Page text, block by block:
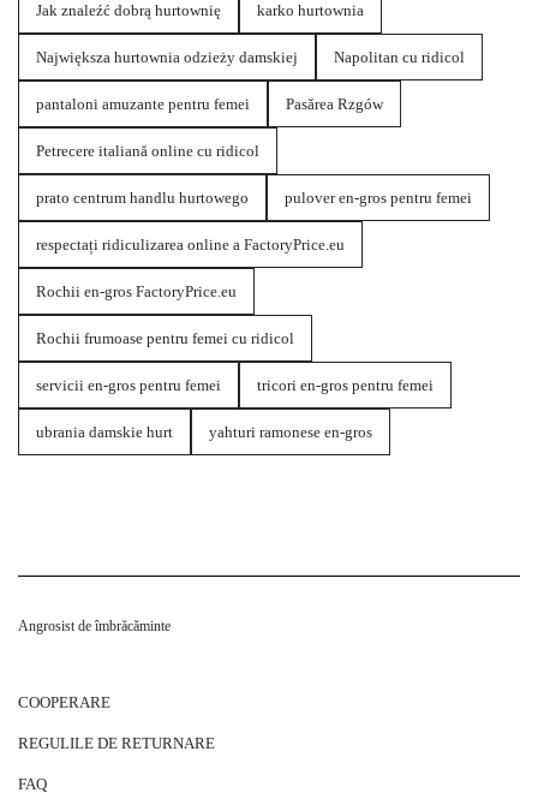
Jak znaleźć dobrą hurtownię karko hurtownia
Największa hurtownia odzieży damskiej Napolitan cu ridicol
pantaloni amuzante pentru femei Pasărea Rzgów
Petrecere italiană online cu ridicol
prato centrum handlu hurtowego pulover en-gros pentru femei
respectați ridiculizarea online a FactoryPrice.eu
Rochii en-gros FactoryPrice.eu
Rochii frumoase pentru femei cu ridicol
servicii en-gros pentru femei tricori en-gros pentru femei
ubrania damskie hurt yahturi ramonese en-gros
Angrosist de îmbrăcăminte
COOPERARE
REGULILE DE RETURNARE
FAQ